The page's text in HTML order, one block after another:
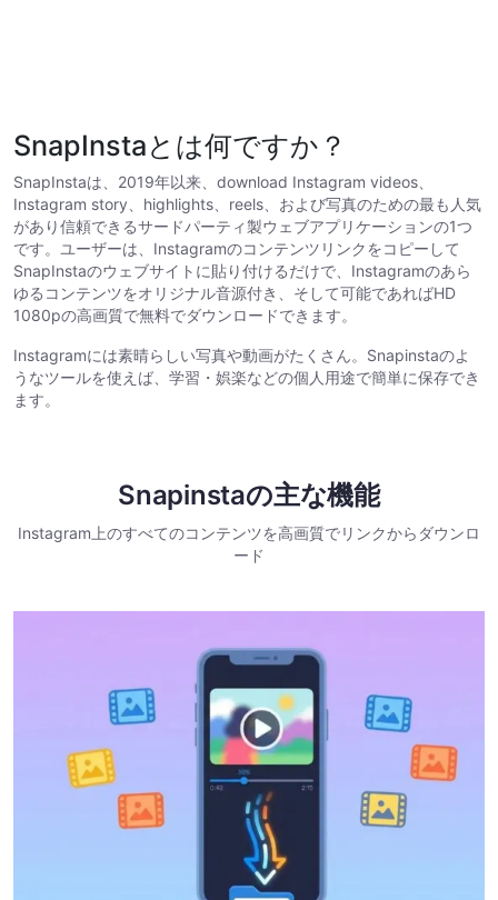
SnapInstaとは何ですか？
SnapInstaは、2019年以来、download Instagram videos、
Instagram story、highlights、reels、および写真のための最も人気
があり信頼できるサードパーティ製ウェブアプリケーションの1つ
です。ユーザーは、Instagramのコンテンツリンクをコピーして
SnapInstaのウェブサイトに貼り付けるだけで、Instagramのあら
ゆるコンテンツをオリジナル音源付き、そして可能であればHD
1080pの高画質で無料でダウンロードできます。
Instagramには素晴らしい写真や動画がたくさん。Snapinstaのよ
うなツールを使えば、学習・娯楽などの個人用途で簡単に保存でき
ます。
Snapinstaの主な機能
Instagram上のすべてのコンテンツを高画質でリンクからダウンロ
ード